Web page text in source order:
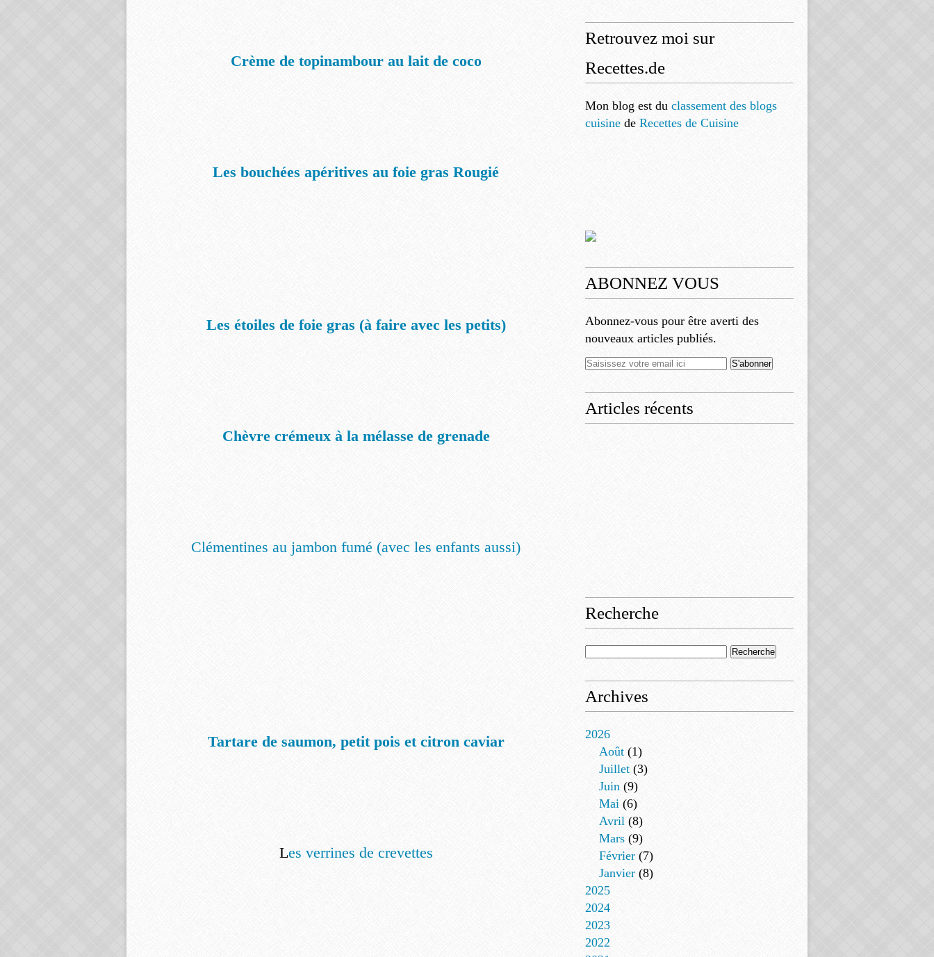
Crème de topinambour au lait de coco
Les bouchées apéritives au foie gras Rougié
Les étoiles de foie gras (à faire avec les petits)
Chèvre crémeux à la mélasse de grenade
Clémentines au jambon fumé (avec les enfants aussi)
Tartare de saumon, petit pois et citron caviar
Les verrines de crevettes
Retrouvez moi sur
Recettes.de
Mon blog est du classement des blogs
cuisine de Recettes de Cuisine
ABONNEZ VOUS
Abonnez-vous pour être averti des
nouveaux articles publiés.
Articles récents
Recherche
Archives
2026
Août (1)
Juillet (3)
Juin (9)
Mai (6)
Avril (8)
Mars (9)
Février (7)
Janvier (8)
2025
2024
2023
2022